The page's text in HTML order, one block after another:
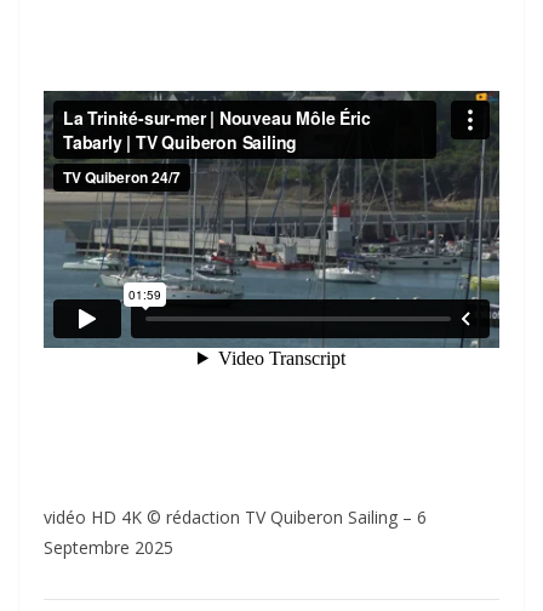
vidéo HD 4K © rédaction TV Quiberon Sailing – 6
Septembre 2025